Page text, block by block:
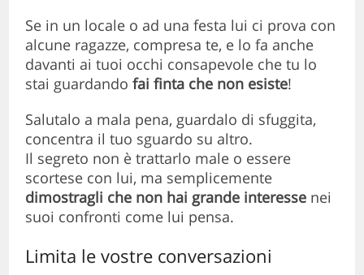
Se in un locale o ad una festa lui ci prova con
alcune ragazze, compresa te, e lo fa anche
davanti ai tuoi occhi consapevole che tu lo
stai guardandofai finta che non esiste!
Salutalo a mala pena, guardalo di sfuggita,
concentra il tuo sguardo su altro.
Il segreto non è trattarlo male o essere
scortese con lui, ma semplicemente
dimostragli che non hai grande interesse nei
suoi confronti come lui pensa.
Limita le vostre conversazioni